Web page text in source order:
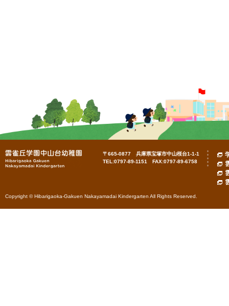
〒665-0877 兵庫県宝塚市中山桜台1-1-1
TEL:0797-89-1151 FAX:0797-89-6758
Copyright © Hibarigaoka-Gakuen Nakayamadai Kindergarten All Rights Reserved.